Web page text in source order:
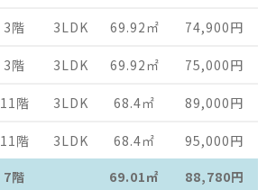
3階 3LDK 69.92 ㎡ 74,900円
3階 3LDK 69.92 ㎡ 75,000円
11階 3LDK 68.4㎡ 89,000円
11階 3LDK 68.4㎡ 95,000円
7階 69.01㎡ 88,780円